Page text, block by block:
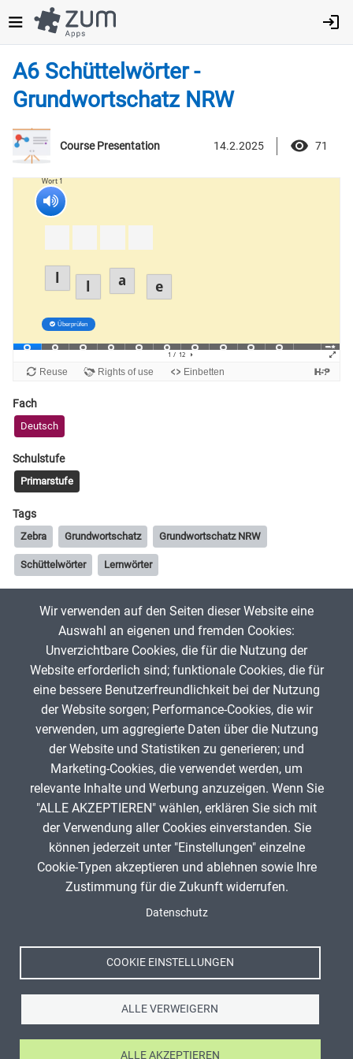
zum
Inhalt
A6 Schüttelwörter -
Grundwortschatz NRW
Course Presentation 14.2.2025 71
Fach
Deutsch
Schulstufe
Primarstufe
Tags
Zebra Grundwortschatz Grundwortschatz NRW
Schüttelwörter Lernwörter
Aanisah 14. Februar 2025
App melden
Infos zum Urheberrecht
Titel, Jahr:alle
CC0 1.0 Universell (CC0 1.0) Public Domain
ANZEIGE
Spenden
Impressum
Wir verwenden auf den Seiten dieser Website eine
Auswahl an eigenen und fremden Cookies:
Unverzichtbare Cookies, die für die Nutzung der
Website erforderlich sind; funktionale Cookies, die für
eine bessere Benutzerfreundlichkeit bei der Nutzung
der Website sorgen; Performance-Cookies, die wir
verwenden, um aggregierte Daten über die Nutzung
der Website und Statistiken zu generieren; und
Marketing-Cookies, die verwendet werden, um
relevante Inhalte und Werbung anzuzeigen. Wenn Sie
"ALLE AKZEPTIEREN" wählen, erklären Sie sich mit
der Verwendung aller Cookies einverstanden. Sie
können jederzeit unter "Einstellungen" einzelne
Cookie-Typen akzeptieren und ablehnen sowie Ihre
Zustimmung für die Zukunft widerrufen.
Datenschutz
COOKIE EINSTELLUNGEN
ALLE VERWEIGERN
ALLE AKZEPTIEREN